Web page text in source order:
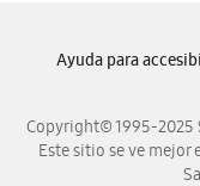
Copyright© 1995-2025
Este sitio se ve mejor
Ayuda para